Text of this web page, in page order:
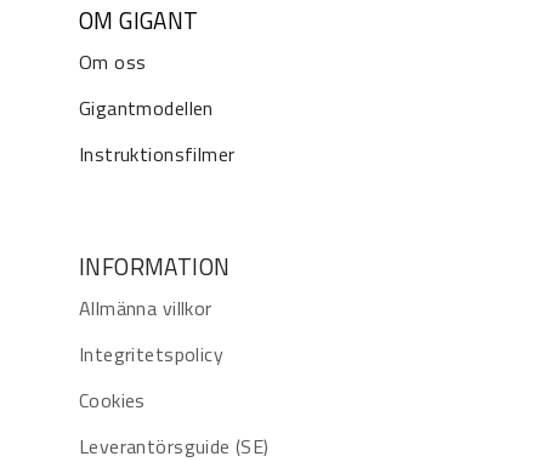
OM GIGANT
Om oss
Gigantmodellen
Instruktionsfilmer
INFORMATION
Allmänna villkor
Integritetspolicy
Cookies
Leverantörsguide (SE)